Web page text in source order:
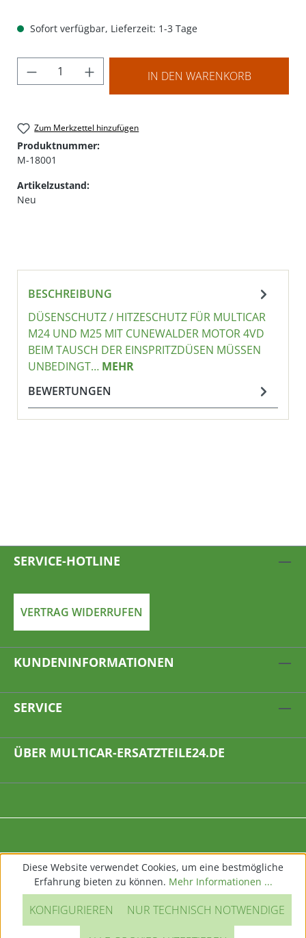
Sofort verfügbar, Lieferzeit: 1-3 Tage
Produkt Anzahl: Gib den gewünschten
IN DEN WARENKORB
Zum Merkzettel hinzufügen
Produktnummer:
M-18001
Artikelzustand:
Neu
BESCHREIBUNG
DÜSENSCHUTZ / HITZESCHUTZ FÜR MULTICAR
M24 UND M25 MIT CUNEWALDER MOTOR 4VD
BEIM TAUSCH DER EINSPRITZDÜSEN MÜSSEN
UNBEDINGT… MEHR
BEWERTUNGEN
SERVICE-HOTLINE
VERTRAG WIDERRUFEN
KUNDENINFORMATIONEN
SERVICE
ÜBER MULTICAR-ERSATZTEILE24.DE
Diese Website verwendet Cookies, um eine bestmögliche
Erfahrung bieten zu können. Mehr Informationen ...
NUR TECHNISCH NOTWENDIGE
KONFIGURIEREN